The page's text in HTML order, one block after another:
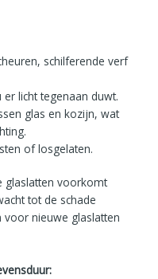
schilferende verf
licht tegenaan duwt.
glas en kozijn, wat
of losgelaten.
glaslatten voorkomt
tot de schade
voor nieuwe glaslatten